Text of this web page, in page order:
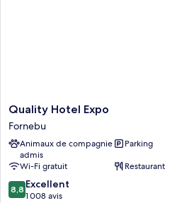
Quality
Hotel
Expo
Fornebu
Quality Hotel Expo
Fornebu
Animaux de compagnie
admis
Parking
Wi-Fi gratuit
Restaurant
8.8
sur
8,8 Excellent
1 008 avis